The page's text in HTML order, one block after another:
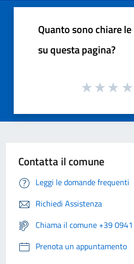
Quanto sono chiare
su questa pagina?
Contatta il comune
Leggi le domande frequenti
Richiedi Assistenza
Chiama il comune +39
Prenota un appuntamento